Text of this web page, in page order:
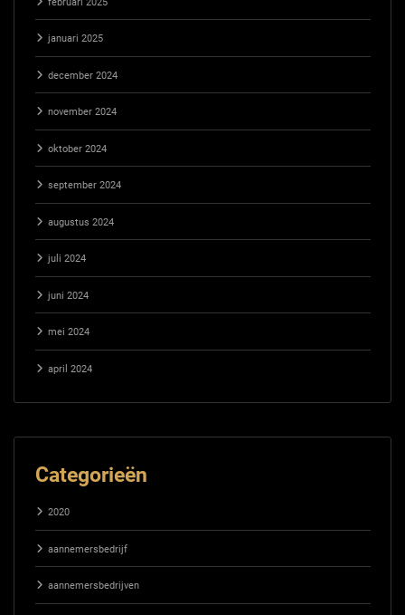
januari 2025
december 2024
november 2024
oktober 2024
september 2024
augustus 2024
juli 2024
juni 2024
mei 2024
april 2024
Categorieën
2020
aannemersbedrijf
aannemersbedrijven